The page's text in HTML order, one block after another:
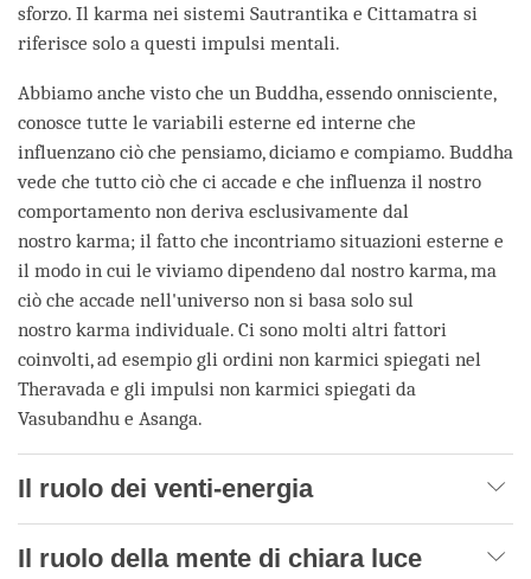
sforzo. Il karma nei sistemi Sautrantika e Cittamatra si
riferisce solo a questi impulsi mentali.
Abbiamo anche visto che un Buddha, essendo onnisciente,
conosce tutte le variabili esterne ed interne che
influenzano ciò che pensiamo, diciamo e compiamo. Buddha
vede che tutto ciò che ci accade e che influenza il nostro
comportamento non deriva esclusivamente dal
nostro karma; il fatto che incontriamo situazioni esterne e
il modo in cui le viviamo dipendeno dal nostro karma, ma
ciò che accade nell'universo non si basa solo sul
nostro karma individuale. Ci sono molti altri fattori
coinvolti, ad esempio gli ordini non karmici spiegati nel
Theravada e gli impulsi non karmici spiegati da
Vasubandhu e Asanga.
Il ruolo dei venti-energia
Il ruolo della mente di chiara luce